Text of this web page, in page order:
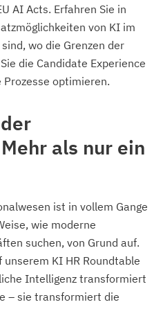
AI Acts. Erfahren Sie in
von KI im
wo die Grenzen der
die Candidate Experience
optimieren.
als nur ein
ist in vollem Gange
wie moderne
suchen, von Grund auf.
KI HR Roundtable
Intelligenz transformiert
– sie transformiert die